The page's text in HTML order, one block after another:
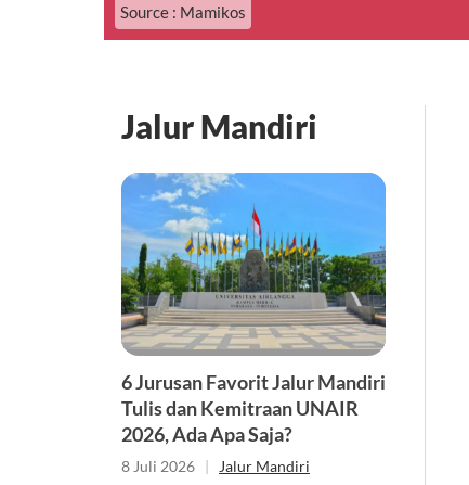
Source : Mamikos
Jalur Mandiri
6 Jurusan Favorit Jalur Mandiri
Tulis dan Kemitraan UNAIR
2026, Ada Apa Saja?
8 Juli 2026 | Jalur Mandiri